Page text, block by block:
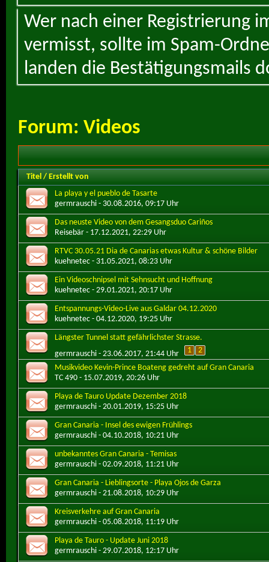
Wer nach einer Registrierung
vermisst, sollte im Spam-
landen die Bestätigungsmails
Forum: Videos
Titel / Erstellt von
La playa y el pueblo de Tasarte
germrauschi - 30.08.2016, 09:17 Uhr
Das neuste Video von dem Gesangsduo Cariños
Reisebär - 17.12.2021, 22:29 Uhr
RTVC 30.05.21 Dia de Canarias etwas Kultur & schöne Bilder
kuehnetec - 31.05.2021, 08:23 Uhr
Ein Videoschnipsel mit Sehnsucht und Hoffnung
kuehnetec - 29.01.2021, 20:17 Uhr
Entspannungs-Video-Live aus Galdar 04.12.2020
kuehnetec - 04.12.2020, 19:25 Uhr
Längster Tunnel statt gefährlichster Strasse.
germrauschi - 23.06.2017, 21:44 Uhr 1
2
Musikvideo Kevin-Prince Boateng gedreht auf Gran Canaria
TC 490 - 15.07.2019, 20:26 Uhr
Playa de Tauro Update Dezember 2018
germrauschi - 20.01.2019, 15:25 Uhr
Gran Canaria - Insel des ewigen Frühlings
germrauschi - 04.10.2018, 10:21 Uhr
unbekanntes Gran Canaria - Temisas
germrauschi - 02.09.2018, 11:21 Uhr
Gran Canaria - Lieblingsorte - Playa Ojos de Garza
germrauschi - 21.08.2018, 10:29 Uhr
Kreisverkehre auf Gran Canaria
germrauschi - 05.08.2018, 11:19 Uhr
Playa de Tauro - Update Juni 2018
germrauschi - 29.07.2018, 12:17 Uhr